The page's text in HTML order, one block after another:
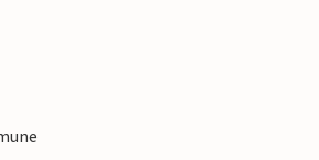
lungomare, godetevi la vista sul Mar
fresca del mare. Approfittate dei
il Parco Nazionale Jasmund
di gesso.